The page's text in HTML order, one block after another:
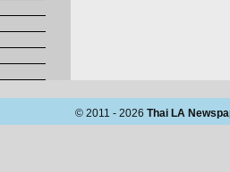
© 2011 - 2026 Thai LA